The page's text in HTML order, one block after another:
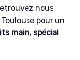
nous
Toulouse pour un
main, spécial